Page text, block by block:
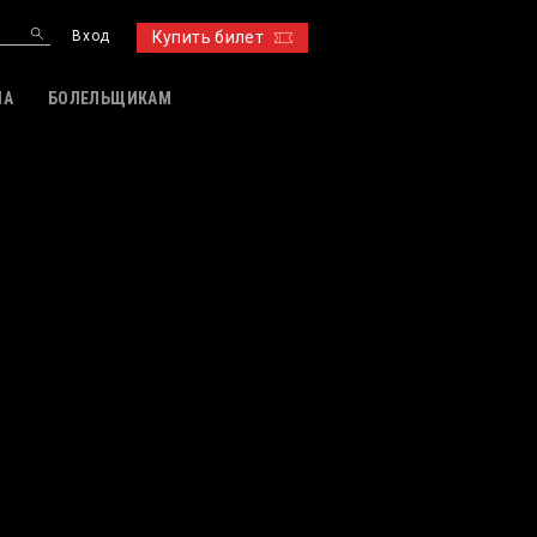
Купить билет
Вход
БОЛЕЛЬЩИКАМ